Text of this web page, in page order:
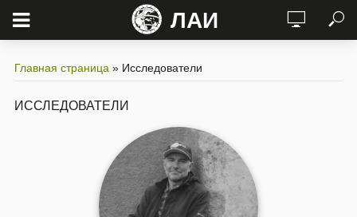
ЛАИ
Главная страница » Исследователи
ИССЛЕДОВАТЕЛИ